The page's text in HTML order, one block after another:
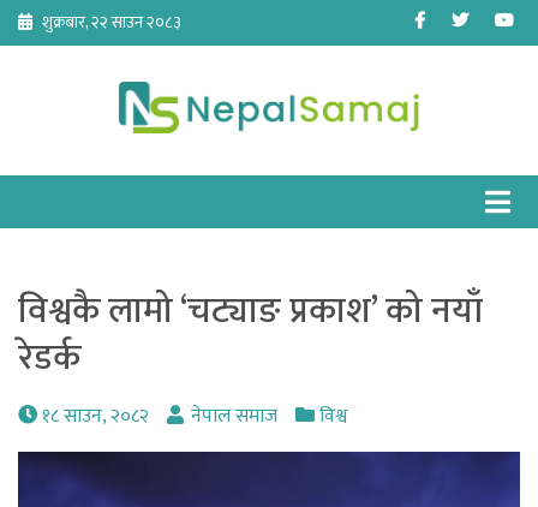
Skip
content
शुक्रबार, २२ साउन २०८३ Facebook
Twitter
विश्वकै लामो ‘चट्याङ प्रकाश’ को नयाँ
रेडर्क
१८ साउन, २०८२ नेपाल समाज विश्व